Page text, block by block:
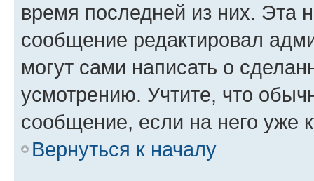
время последней из них. Эта
сообщение редактировал
могут сами написать о
усмотрению. Учтите, что
сообщение, если на него уже
Вернуться к началу